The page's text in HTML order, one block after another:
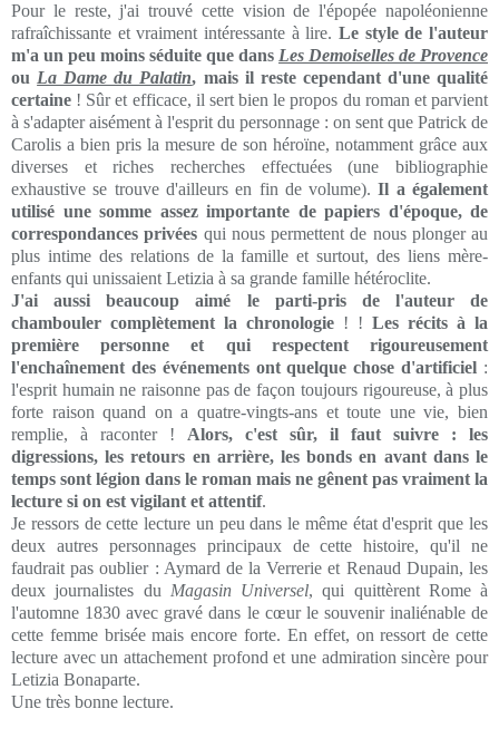
Pour le reste, j'ai trouvé cette vision de l'épopée napoléonienne
rafraîchissante et vraiment intéressante à lire. Le style de l'auteur
m'a un peu moins séduite que dans Les Demoiselles de Provence
ou La Dame du Palatin, mais il reste cependant d'une qualité
certaine ! Sûr et efficace, il sert bien le propos du roman et parvient
à s'adapter aisément à l'esprit du personnage : on sent que Patrick de
Carolis a bien pris la mesure de son héroïne, notamment grâce aux
diverses et riches recherches effectuées (une bibliographie
exhaustive se trouve d'ailleurs en fin de volume).Il a également
utilisé une somme assez importante de papiers d'époque, de
correspondances privées qui nous permettent de nous plonger au
plus intime des relations de la famille et surtout, des liens mère-
enfants qui unissaient Letizia à sa grande famille hétéroclite.
J'ai aussi beaucoup aimé le parti-pris de l'auteur de
chambouler complètement la chronologie ! ! Les récits à la
première personne et qui respectent rigoureusement
l'enchaînement des événements ont quelque chose d'artificiel :
l'esprit humain ne raisonne pas de façon toujours rigoureuse, à plus
forte raison quand on a quatre-vingts-ans et toute une vie, bien
remplie, à raconter ! Alors, c'est sûr, il faut suivre : les
digressions, les retours en arrière, les bonds en avant dans le
temps sont légion dans le roman mais ne gênent pas vraiment la
lecture si on est vigilant et attentif.
Je ressors de cette lecture un peu dans le même état d'esprit que les
deux autres personnages principaux de cette histoire, qu'il ne
faudrait pas oublier : Aymard de la Verrerie et Renaud Dupain, les
deux journalistes du Magasin Universel, qui quittèrent Rome à
l'automne 1830 avec gravé dans le cœur le souvenir inaliénable de
cette femme brisée mais encore forte. En effet, on ressort de cette
lecture avec un attachement profond et une admiration sincère pour
Letizia Bonaparte.
Une très bonne lecture.